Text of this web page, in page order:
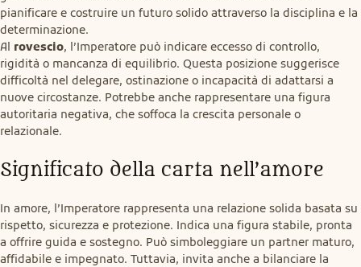
pianificare e costruire un futuro solido attraverso la disciplina e la
determinazione.
Al rovescio, l’Imperatore può indicare eccesso di controllo,
rigidità o mancanza di equilibrio. Questa posizione suggerisce
difficoltà nel delegare, ostinazione o incapacità di adattarsi a
nuove circostanze. Potrebbe anche rappresentare una figura
autoritaria negativa, che soffoca la crescita personale o
relazionale.
Significato della carta nell’amore
In amore, l’Imperatore rappresenta una relazione solida basata su
rispetto, sicurezza e protezione. Indica una figura stabile, pronta
a offrire guida e sostegno. Può simboleggiare un partner maturo,
affidabile e impegnato. Tuttavia, invita anche a bilanciare la